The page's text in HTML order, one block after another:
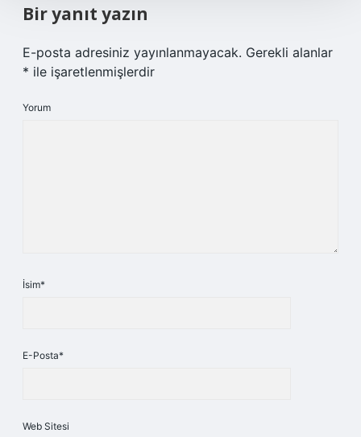
Bir yanıt yazın
E-posta adresiniz yayınlanmayacak. Gerekli alanlar
* ile işaretlenmişlerdir
Yorum
İsim*
E-Posta*
Web Sitesi